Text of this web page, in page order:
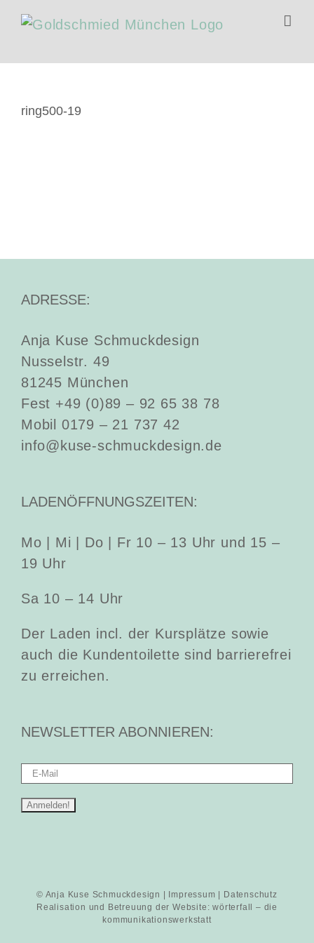
Inhalt
ring500-19
ADRESSE:
Anja Kuse Schmuckdesign
Nusselstr. 49
81245 München
Fest +49 (0)89 – 92 65 38 78
Mobil 0179 – 21 737 42
info@kuse-schmuckdesign.de
LADENÖFFNUNGSZEITEN:
Mo | Mi | Do | Fr 10 – 13 Uhr und 15 –
19 Uhr
Sa 10 – 14 Uhr
Der Laden incl. der Kursplätze sowie
auch die Kundentoilette sind barrierefrei
zu erreichen.
NEWSLETTER ABONNIEREN:
© Anja Kuse Schmuckdesign | Impressum
Datenschutz
Realisation und Betreuung der Website:wörterfall – die
kommunikationswerkstatt